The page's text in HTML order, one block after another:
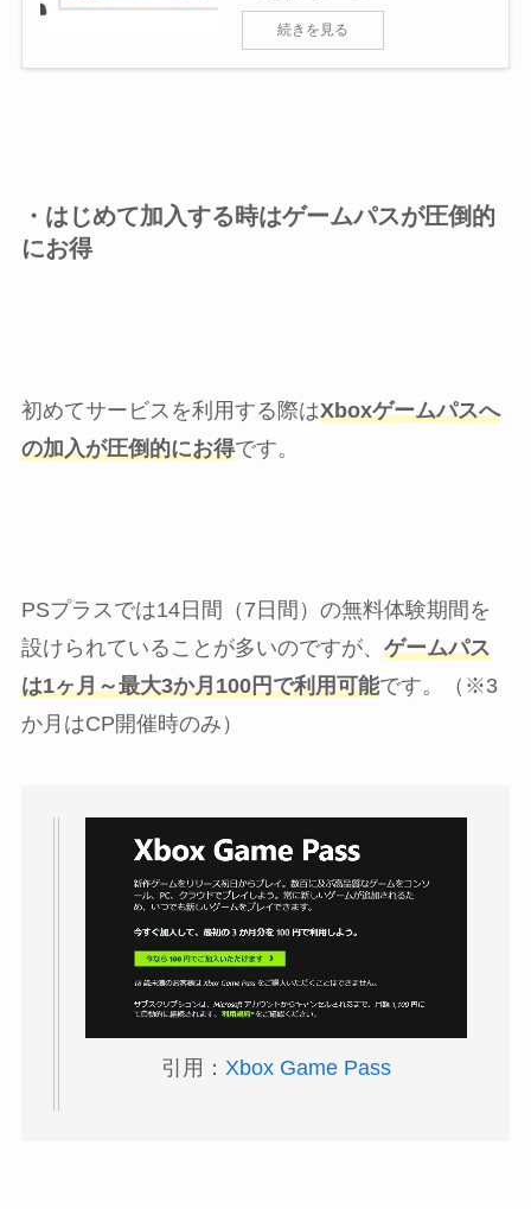
続きを見る
・はじめて加入する時はゲームパスが圧倒的
にお得
初めてサービスを利用する際はXboxゲームパスへ
の加入が圧倒的にお得です。
PSプラスでは14日間（7日間）の無料体験期間を
設けられていることが多いのですが、 ゲームパス
は1ヶ月～最大3か月100円で利用可能です。（※3
か月はCP開催時のみ）
引用： Xbox Game Pass